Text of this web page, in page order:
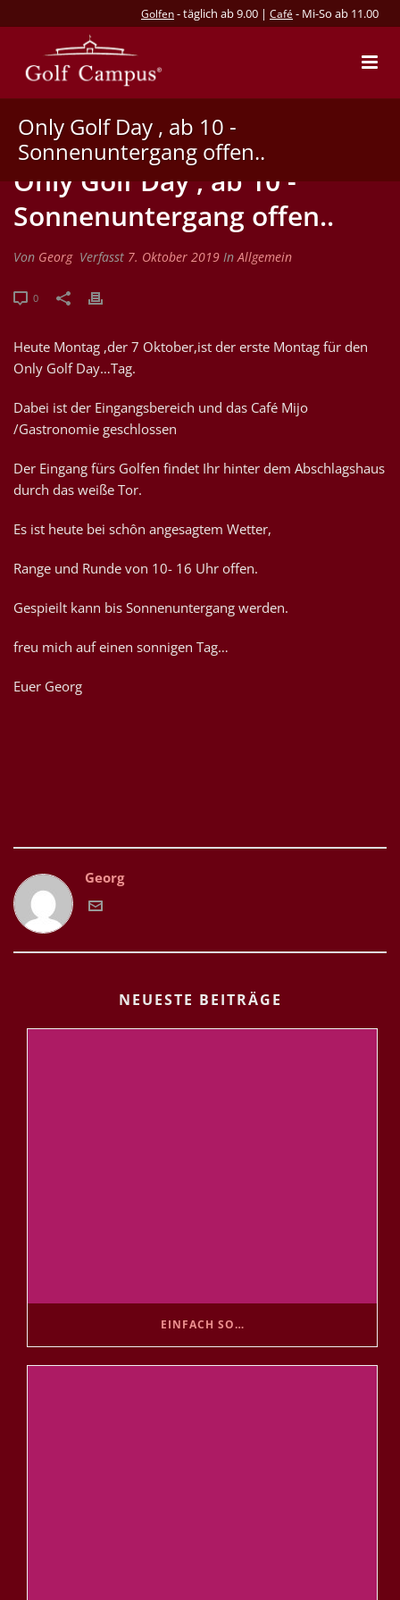
Golfen- täglich ab 9.00 | Café - Mi-So ab 11.00
Only Golf Day , ab 10 -
Sonnenuntergang offen..
Only Golf Day , ab 10 -
Sonnenuntergang offen..
Von Georg Verfasst 7. Oktober 2019 InAllgemein
0
Heute Montag ,der 7 Oktober,ist der erste Montag für den
Only Golf Day…Tag.
Dabei ist der Eingangsbereich und das Café Mijo
/Gastronomie geschlossen
Der Eingang fürs Golfen findet Ihr hinter dem Abschlagshaus
durch das weiße Tor.
Es ist heute bei schôn angesagtem Wetter,
Range und Runde von 10- 16 Uhr offen.
Gespieilt kann bis Sonnenuntergang werden.
freu mich auf einen sonnigen Tag…
Euer Georg
Georg
NEUESTE BEITRÄGE
EINFACH SO…